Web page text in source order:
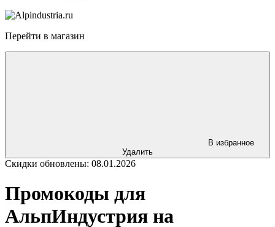
Перейти в магазин
В избранное
Удалить
Скидки обновлены: 08.01.2026
Промокоды для
АльпИндустрия на